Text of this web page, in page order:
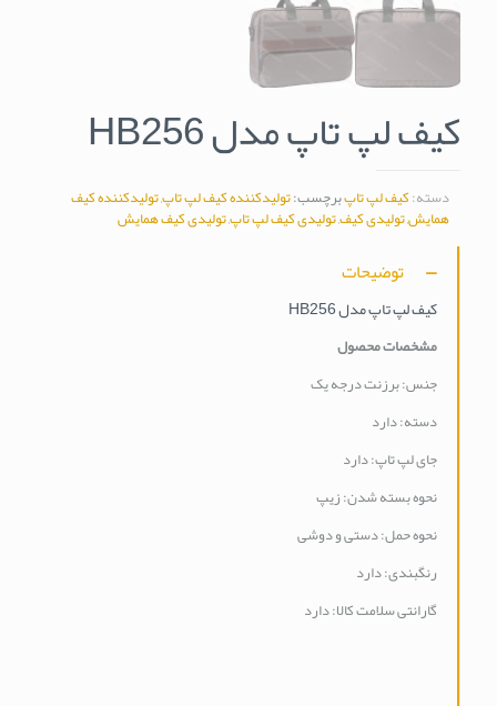
کیف لپ تاپ مدل HB256
دسته:کیف لپ تاپبرچسب:تولیدکننده کیف لپ تاپ,تولیدکننده کیف
همایش,تولیدی کیف,تولیدی کیف لپ تاپ,تولیدی کیف همایش
توضیحات
کیف لپ تاپ مدل HB256
مشخصات محصول
جنس: برزنت درجه یک
دسته: دارد
جای لپ تاپ: دارد
نحوه بسته شدن: زیپ
نحوه حمل: دستی و دوشی
رنگبندی: دارد
گارانتی سلامت کالا: دارد